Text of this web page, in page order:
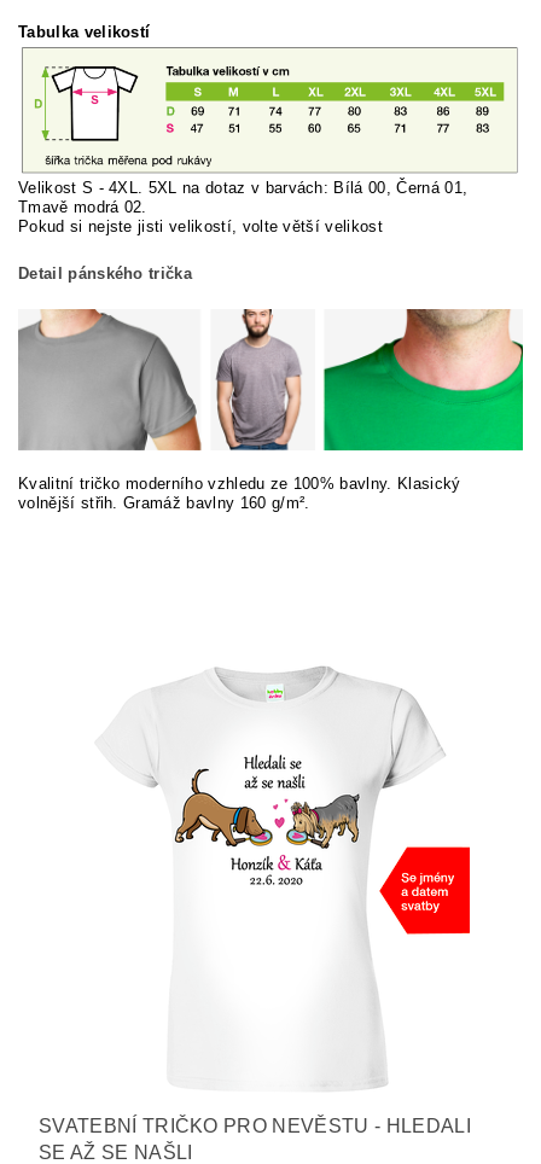
Tabulka velikostí
Velikost S - 4XL. 5XL na dotaz v barvách: Bílá 00, Černá 01,
Tmavě modrá 02.
Pokud si nejste jisti velikostí, volte větší velikost
Detail pánského trička
Kvalitní tričko moderního vzhledu ze 100% bavlny. Klasický
volnější střih. Gramáž bavlny 160 g/m².
SVATEBNÍ TRIČKO PRO NEVĚSTU - HLEDALI
SE AŽ SE NAŠLI